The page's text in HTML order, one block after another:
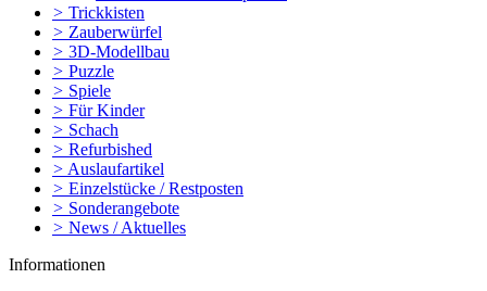
> Trickkisten
> Zauberwürfel
> 3D-Modellbau
> Puzzle
> Spiele
> Für Kinder
> Schach
> Refurbished
> Auslaufartikel
> Einzelstücke / Restposten
> Sonderangebote
> News / Aktuelles
Informationen